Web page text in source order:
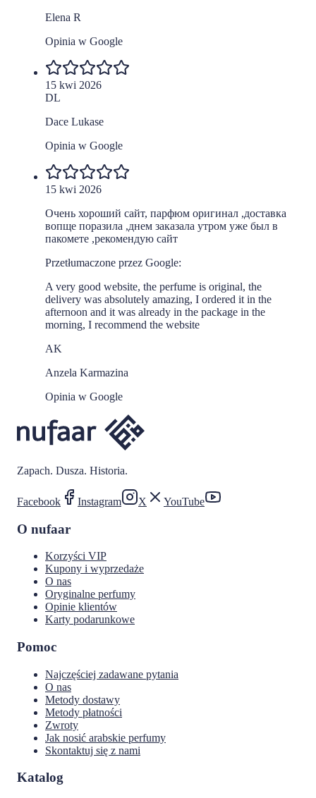
Elena R
Opinia w Google
15 kwi 2026
DL
Dace Lukase
Opinia w Google
15 kwi 2026
Очень хороший сайт, парфюм оригинал ,доставка
вопще поразила ,днем заказала утром уже был в
пакомете ,рекомендую сайт
Przetłumaczone przez Google:
A very good website, the perfume is original, the
delivery was absolutely amazing, I ordered it in the
afternoon and it was already in the package in the
morning, I recommend the website
AK
Anzela Karmazina
Opinia w Google
Zapach. Dusza. Historia.
Facebook Instagram X YouTube
O nufaar
Korzyści VIP
Kupony i wyprzedaże
O nas
Oryginalne perfumy
Opinie klientów
Karty podarunkowe
Pomoc
Najczęściej zadawane pytania
O nas
Metody dostawy
Metody płatności
Zwroty
Jak nosić arabskie perfumy
Skontaktuj się z nami
Katalog